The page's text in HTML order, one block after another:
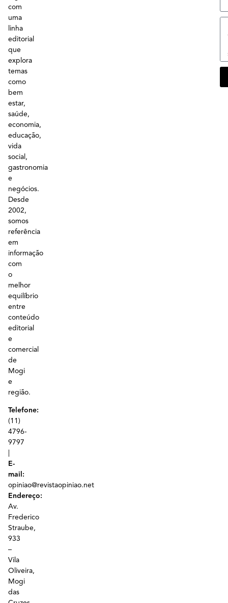
com
uma
linha
editorial
que
explora
temas
como
bem
estar,
saúde,
economia,
educação,
vida
social,
gastronomia
e
negócios.
Desde
2002,
somos
referência
em
informação
com
o
melhor
equilíbrio
entre
conteúdo
editorial
e
comercial
de
Mogi
e
região.
Telefone:
(11)
4796-
9797
E-
mail:
opiniao@revistaopiniao.net
Endereço:
Av.
Frederico
Straube,
933
–
Vila
Oliveira,
Mogi
das